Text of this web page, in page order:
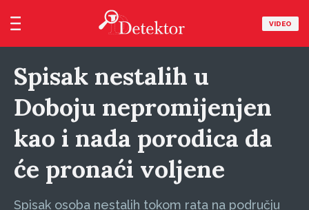
VIDEO
Spisak nestalih u
Doboju nepromijenjen
kao i nada porodica da
će pronaći voljene
Spisak osoba nestalih tokom rata na području